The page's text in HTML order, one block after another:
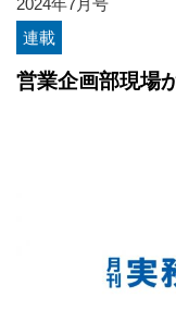
2024年7月号
連載
営業企画部現場